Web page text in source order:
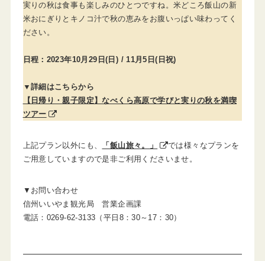
実りの秋は食事も楽しみのひとつですね。米どころ飯山の新
米おにぎりとキノコ汁で秋の恵みをお腹いっぱい味わってく
ださい。
日程：2023年10月29日(日) / 11月5日(日祝)
▼詳細はこちらから
【日帰り・親子限定】なべくら高原で学びと実りの秋を満喫
ツアー
上記プラン以外にも、 「飯山旅々。」
では様々なプランを
ご用意していますので是非ご利用くださいませ。
▼お問い合わせ
信州いいやま観光局 営業企画課
電話：0269-62-3133（平日8：30～17：30）